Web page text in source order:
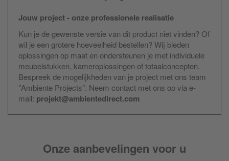
Jouw project - onze professionele realisatie
Kun je de gewenste versie van dit product niet vinden? Of
wil je een grotere hoeveelheid bestellen? Wij bieden
oplossingen op maat en ondersteunen je met individuele
meubelstukken, kameroplossingen of totaalconcepten.
Bespreek de mogelijkheden van je project met ons team
"Ambiente Projects". Neem contact met ons op via e-
mail: projekt@ambientedirect.com
Onze aanbevelingen voor u